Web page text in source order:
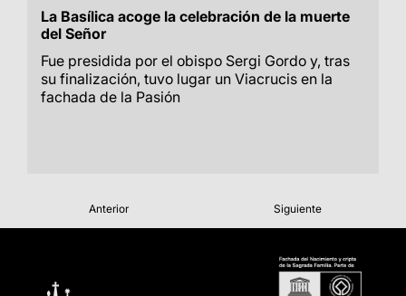
La Basílica acoge la celebración de la muerte
del Señor
Fue presidida por el obispo Sergi Gordo y, tras
su finalización, tuvo lugar un Viacrucis en la
fachada de la Pasión
Anterior Siguiente